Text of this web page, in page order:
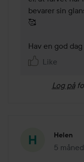
bevarer sin
🥰
Hav en god
Like
Log på
Helen
5
Posten